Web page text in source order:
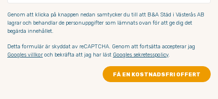
Genom att klicka på knappen nedan samtycker du till att B&A Städ i Västerås AB
lagrar och behandlar de personuppgifter som lämnats ovan för att ge dig det
begärda innehållet.
Detta formulär är skyddat av reCAPTCHA. Genom att fortsätta accepterar jag
Googles villkor och bekräfta att jag har läst Googles sekretesspolicy.
FÅ EN KOSTNADSFRI OFFERT